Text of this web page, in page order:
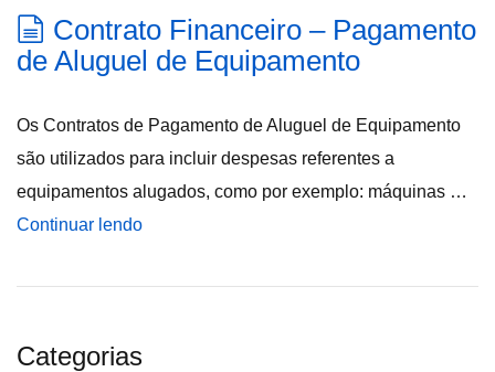
Contrato Financeiro – Pagamento
de Aluguel de Equipamento
Os Contratos de Pagamento de Aluguel de Equipamento
são utilizados para incluir despesas referentes a
equipamentos alugados, como por exemplo: máquinas …
Continuar lendo
Categorias